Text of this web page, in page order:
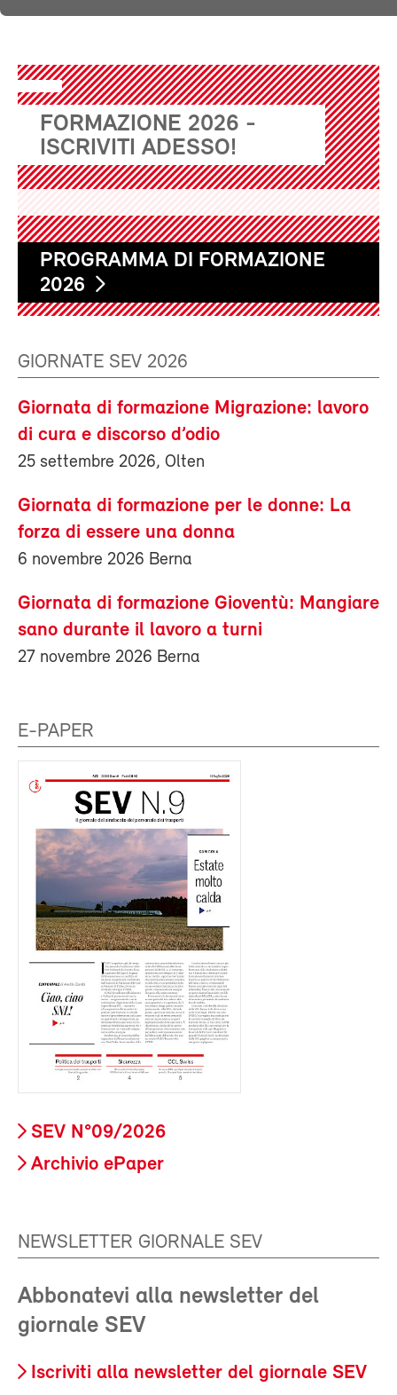
FORMAZIONE 2026 -
ISCRIVITI ADESSO!
PROGRAMMA DI FORMAZIONE
2026
GIORNATE SEV 2026
Giornata di formazione Migrazione: lavoro
di cura e discorso d’odio
25 settembre 2026, Olten
Giornata di formazione per le donne: La
forza di essere una donna
6 novembre 2026 Berna
Giornata di formazione Gioventù: Mangiare
sano durante il lavoro a turni
27 novembre 2026 Berna
E-PAPER
SEV N°09/2026
Archivio ePaper
NEWSLETTER GIORNALE SEV
Abbonatevi alla newsletter del
giornale SEV
Iscriviti alla newsletter del giornale SEV